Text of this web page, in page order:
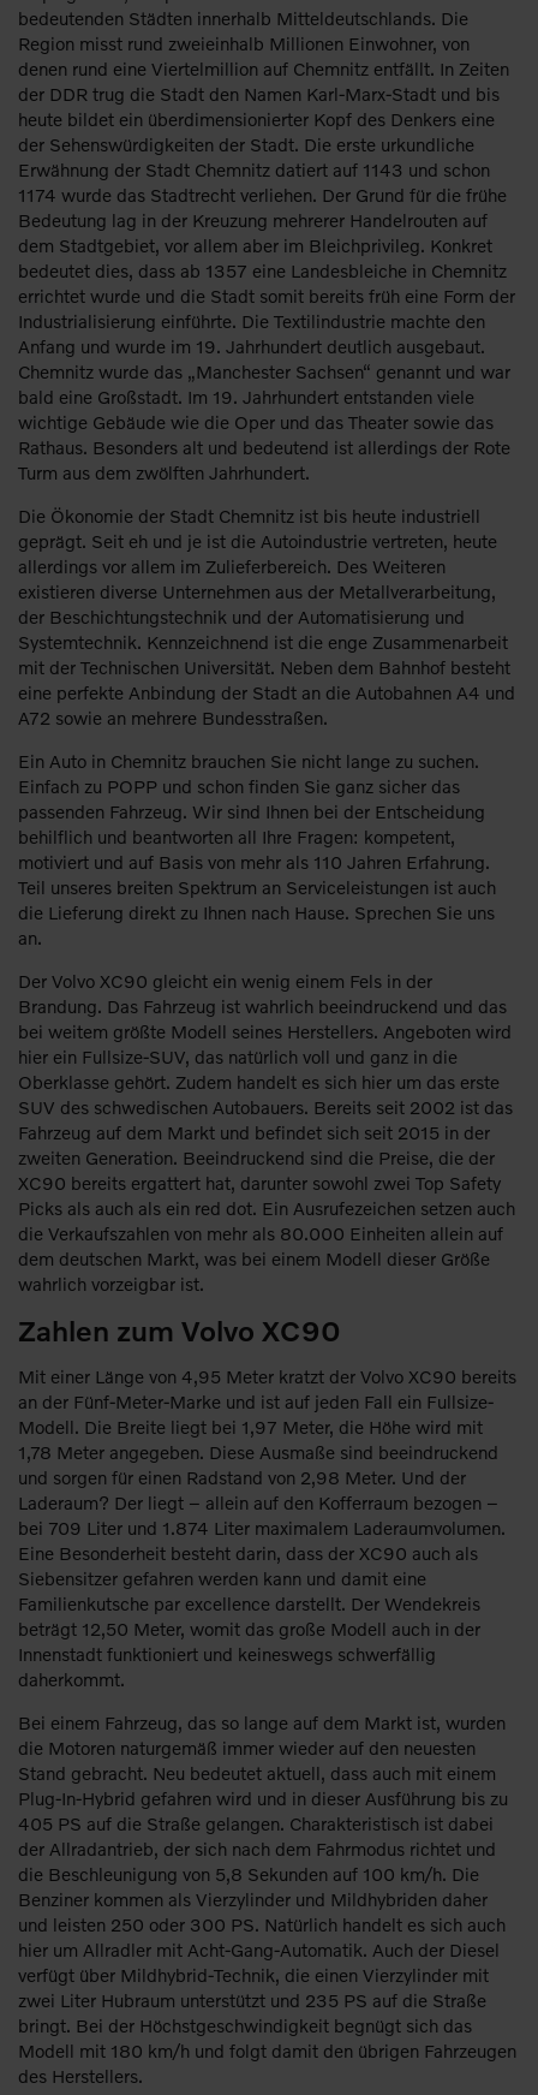
bedeutenden Städten innerhalb Mitteldeutschlands. Die
Region misst rund zweieinhalb Millionen Einwohner, von
denen rund eine Viertelmillion auf Chemnitz entfällt. In Zeiten
der DDR trug die Stadt den Namen Karl-Marx-Stadt und bis
heute bildet ein überdimensionierter Kopf des Denkers eine
der Sehenswürdigkeiten der Stadt. Die erste urkundliche
Erwähnung der Stadt Chemnitz datiert auf 1143 und schon
1174 wurde das Stadtrecht verliehen. Der Grund für die frühe
Bedeutung lag in der Kreuzung mehrerer Handelrouten auf
dem Stadtgebiet, vor allem aber im Bleichprivileg. Konkret
bedeutet dies, dass ab 1357 eine Landesbleiche in Chemnitz
errichtet wurde und die Stadt somit bereits früh eine Form der
Industrialisierung einführte. Die Textilindustrie machte den
Anfang und wurde im 19. Jahrhundert deutlich ausgebaut.
Chemnitz wurde das „Manchester Sachsen“ genannt und war
bald eine Großstadt. Im 19. Jahrhundert entstanden viele
wichtige Gebäude wie die Oper und das Theater sowie das
Rathaus. Besonders alt und bedeutend ist allerdings der Rote
Turm aus dem zwölften Jahrhundert.
Die Ökonomie der Stadt Chemnitz ist bis heute industriell
geprägt. Seit eh und je ist die Autoindustrie vertreten, heute
allerdings vor allem im Zulieferbereich. Des Weiteren
existieren diverse Unternehmen aus der Metallverarbeitung,
der Beschichtungstechnik und der Automatisierung und
Systemtechnik. Kennzeichnend ist die enge Zusammenarbeit
mit der Technischen Universität. Neben dem Bahnhof besteht
eine perfekte Anbindung der Stadt an die Autobahnen A4 und
A72 sowie an mehrere Bundesstraßen.
Ein Auto in Chemnitz brauchen Sie nicht lange zu suchen.
Einfach zu POPP und schon finden Sie ganz sicher das
passenden Fahrzeug. Wir sind Ihnen bei der Entscheidung
behilflich und beantworten all Ihre Fragen: kompetent,
motiviert und auf Basis von mehr als 110 Jahren Erfahrung.
Teil unseres breiten Spektrum an Serviceleistungen ist auch
die Lieferung direkt zu Ihnen nach Hause. Sprechen Sie uns
an.
Der Volvo XC90 gleicht ein wenig einem Fels in der
Brandung. Das Fahrzeug ist wahrlich beeindruckend und das
bei weitem größte Modell seines Herstellers. Angeboten wird
hier ein Fullsize-SUV, das natürlich voll und ganz in die
Oberklasse gehört. Zudem handelt es sich hier um das erste
SUV des schwedischen Autobauers. Bereits seit 2002 ist das
Fahrzeug auf dem Markt und befindet sich seit 2015 in der
zweiten Generation. Beeindruckend sind die Preise, die der
XC90 bereits ergattert hat, darunter sowohl zwei Top Safety
Picks als auch als ein red dot. Ein Ausrufezeichen setzen auch
die Verkaufszahlen von mehr als 80.000 Einheiten allein auf
dem deutschen Markt, was bei einem Modell dieser Größe
wahrlich vorzeigbar ist.
Zahlen zum Volvo XC90
Mit einer Länge von 4,95 Meter kratzt der Volvo XC90 bereits
an der Fünf-Meter-Marke und ist auf jeden Fall ein Fullsize-
Modell. Die Breite liegt bei 1,97 Meter, die Höhe wird mit
1,78 Meter angegeben. Diese Ausmaße sind beeindruckend
und sorgen für einen Radstand von 2,98 Meter. Und der
Laderaum? Der liegt – allein auf den Kofferraum bezogen –
bei 709 Liter und 1.874 Liter maximalem Laderaumvolumen.
Eine Besonderheit besteht darin, dass der XC90 auch als
Siebensitzer gefahren werden kann und damit eine
Familienkutsche par excellence darstellt. Der Wendekreis
beträgt 12,50 Meter, womit das große Modell auch in der
Innenstadt funktioniert und keineswegs schwerfällig
daherkommt.
Bei einem Fahrzeug, das so lange auf dem Markt ist, wurden
die Motoren naturgemäß immer wieder auf den neuesten
Stand gebracht. Neu bedeutet aktuell, dass auch mit einem
Plug-In-Hybrid gefahren wird und in dieser Ausführung bis zu
405 PS auf die Straße gelangen. Charakteristisch ist dabei
der Allradantrieb, der sich nach dem Fahrmodus richtet und
die Beschleunigung von 5,8 Sekunden auf 100 km/h. Die
Benziner kommen als Vierzylinder und Mildhybriden daher
und leisten 250 oder 300 PS. Natürlich handelt es sich auch
hier um Allradler mit Acht-Gang-Automatik. Auch der Diesel
verfügt über Mildhybrid-Technik, die einen Vierzylinder mit
zwei Liter Hubraum unterstützt und 235 PS auf die Straße
bringt. Bei der Höchstgeschwindigkeit begnügt sich das
Modell mit 180 km/h und folgt damit den übrigen Fahrzeugen
des Herstellers.